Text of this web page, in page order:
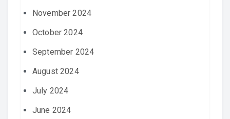
November 2024
October 2024
September 2024
August 2024
July 2024
June 2024